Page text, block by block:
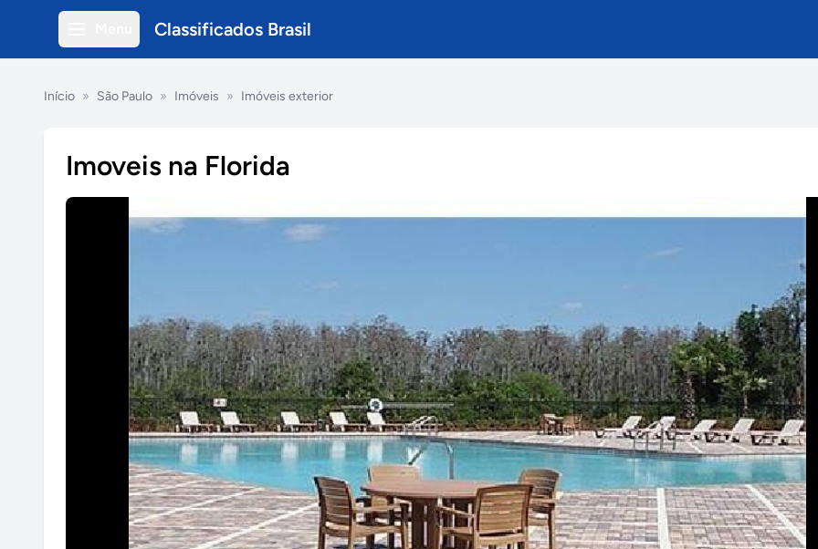
Classificados Brasil
Início » São Paulo » Imóveis » Imóveis exterior
Imoveis na Florida